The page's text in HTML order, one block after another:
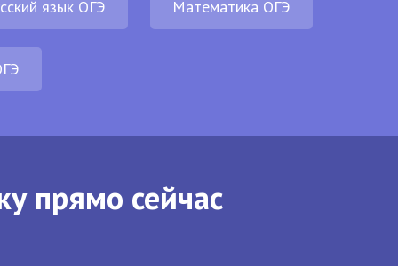
язык ОГЭ Математика ОГЭ
прямо сейчас